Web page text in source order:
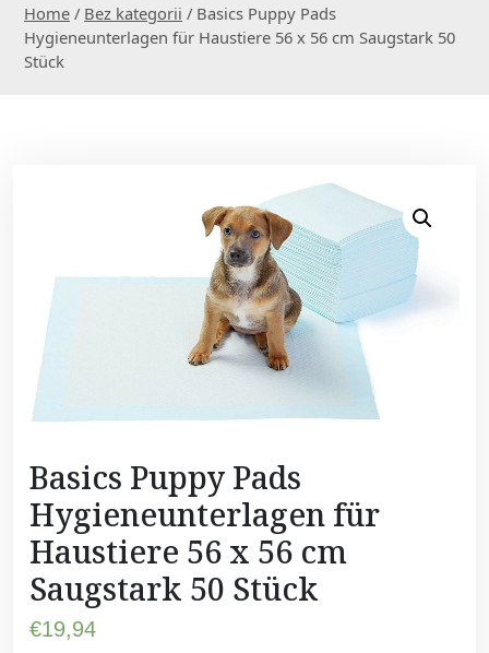
Home / Bez kategorii / Basics Puppy Pads
Hygieneunterlagen für Haustiere 56 x 56 cm Saugstark 50
Stück
Basics Puppy Pads
Hygieneunterlagen für
Haustiere 56 x 56 cm
Saugstark 50 Stück
€19,94